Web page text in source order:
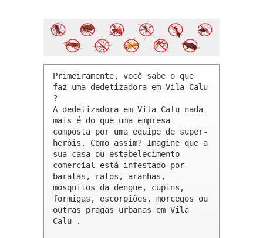
Primeiramente, você sabe o que
faz uma dedetizadora em Vila Calu
?
A dedetizadora em Vila Calu nada
mais é do que uma empresa
composta por uma equipe de super-
heróis. Como assim? Imagine que a
sua casa ou estabelecimento
comercial está infestado por
baratas, ratos, aranhas,
mosquitos da dengue, cupins,
formigas, escorpiões, morcegos ou
outras pragas urbanas em Vila
Calu .